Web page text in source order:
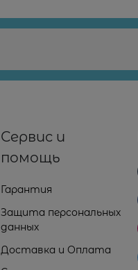
Сервис и
помощь
Гарантия
Защита персональных
данных
Доставка и Оплата